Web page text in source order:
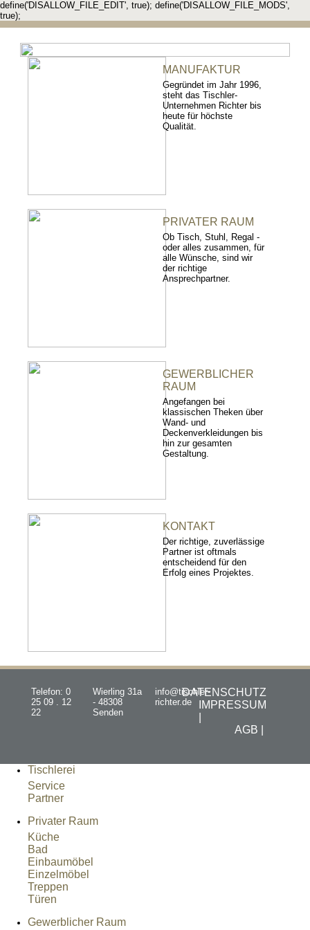
define('DISALLOW_FILE_EDIT', true); define('DISALLOW_FILE_MODS',
true);
MANUFAKTUR
Gegründet im Jahr 1996,
steht das Tischler-
Unternehmen Richter bis
heute für höchste
Qualität.
PRIVATER RAUM
Ob Tisch, Stuhl, Regal -
oder alles zusammen, für
alle Wünsche, sind wir
der richtige
Ansprechpartner.
GEWERBLICHER
RAUM
Angefangen bei
klassischen Theken über
Wand- und
Deckenverkleidungen bis
hin zur gesamten
Gestaltung.
KONTAKT
Der richtige, zuverlässige
Partner ist oftmals
entscheidend für den
Erfolg eines Projektes.
Telefon: 0
25 09 . 12
22
Wierling 31a
- 48308
Senden
info@tischler-
richter.de
DATENSCHUTZ
IMPRESSUM
AGB |
Tischlerei
Service
Partner
Privater Raum
Küche
Bad
Einbaumöbel
Einzelmöbel
Treppen
Türen
Gewerblicher Raum